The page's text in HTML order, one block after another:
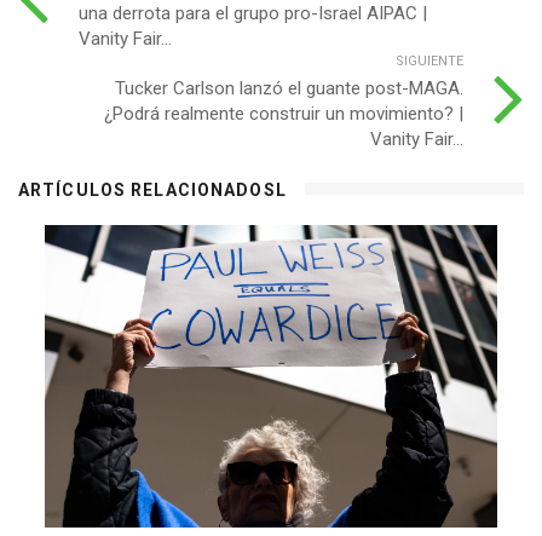
una derrota para el grupo pro-Israel AIPAC |
Vanity Fair...
SIGUIENTE
Tucker Carlson lanzó el guante post-MAGA.
¿Podrá realmente construir un movimiento? |
Vanity Fair...
ARTÍCULOS RELACIONADOSL